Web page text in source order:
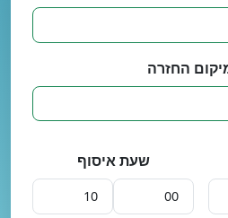
החזרה
שעת איסוף